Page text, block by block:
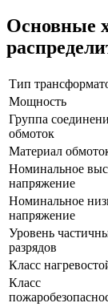
Основные
Тип
Мощность
Группа
обмоток
Материал
Номинальное
напряжение
Номинальное
напряжение
Уровень
разрядов
Класс
Класс